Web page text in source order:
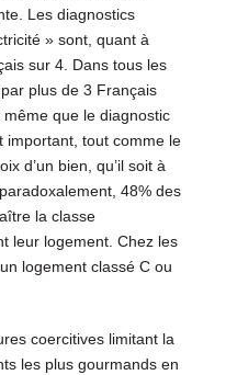
Les diagnostics
» sont, quant à
sur 4. Dans tous les
plus de 3 Français
que le diagnostic
important, tout comme le
d’un bien, qu’il soit à
48% des
la classe
leur logement. Chez les
logement classé C ou
coercitives limitant la
les plus gourmands en